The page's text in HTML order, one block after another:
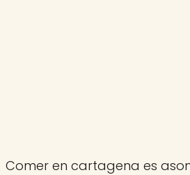
Comer en cartagena es